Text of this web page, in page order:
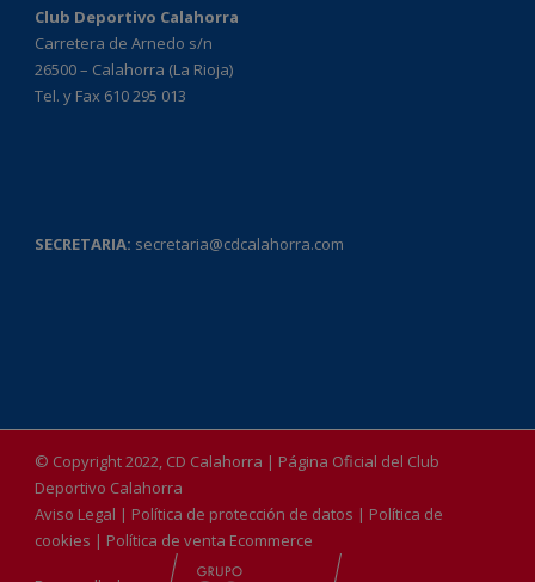
Club Deportivo Calahorra
Carretera de Arnedo s/n
26500 – Calahorra (La Rioja)
Tel. y Fax 610 295 013
SECRETARIA: secretaria@cdcalahorra.com
© Copyright 2022, CD Calahorra | Página Oficial del Club
Deportivo Calahorra
Aviso Legal | Política de protección de datos | Política de
cookies | Política de venta Ecommerce